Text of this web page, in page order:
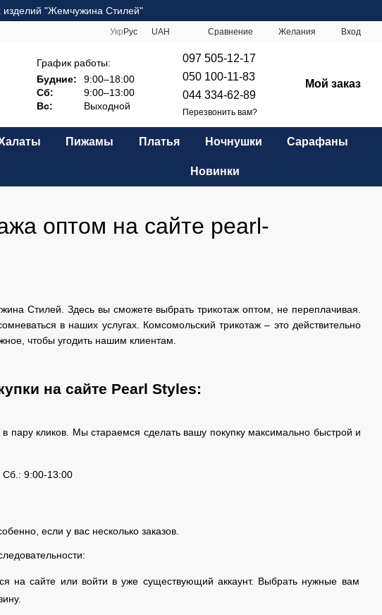
изделий "Жемчужина Стилей"
Укр Рус UAH Сравнение Желания Вход
График работы:
Будние:
9:00–18:00
Сб:
9:00–13:00
Вс:
Выходной
097 505-12-17
050 100-11-83
044 334-62-89
Перезвонить вам?
Мой заказ
Пижамы Платья Ночнушки Сарафаны
Новинки
оптом на сайте pearl-
Стилей. Здесь вы сможете выбрать трикотаж оптом, не переплачивая.
в наших услугах. Комсомольский трикотаж – это действительно
чтобы угодить нашим клиентам.
на сайте Pearl Styles:
пару кликов. Мы стараемся сделать вашу покупку максимально быстрой и
Сб.: 9:00-13:00
если у вас несколько заказов.
на сайте или войти в уже существующий аккаунт. Выбрать нужные вам